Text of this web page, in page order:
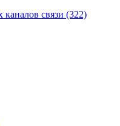
каналов связи (322)